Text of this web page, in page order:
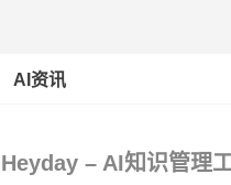
AI资讯
Heyday – AI知识管理